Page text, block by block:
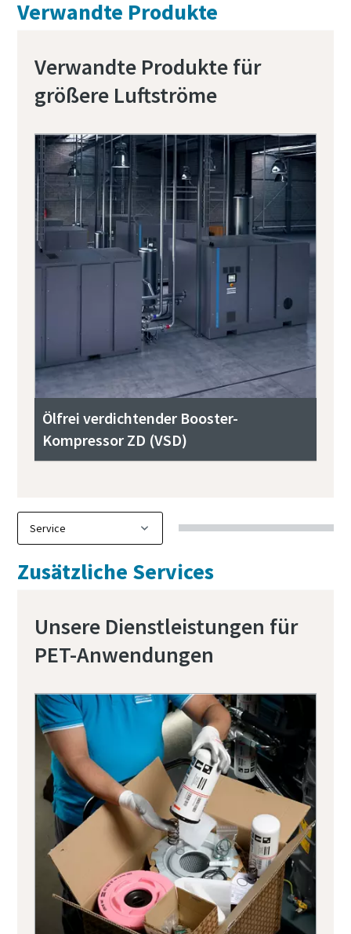
Verwandte Produkte
Verwandte Produkte für
größere Luftströme
Ölfrei verdichtender Booster-
Kompressor ZD (VSD)
Zusätzliche Services
Unsere Dienstleistungen für
PET-Anwendungen